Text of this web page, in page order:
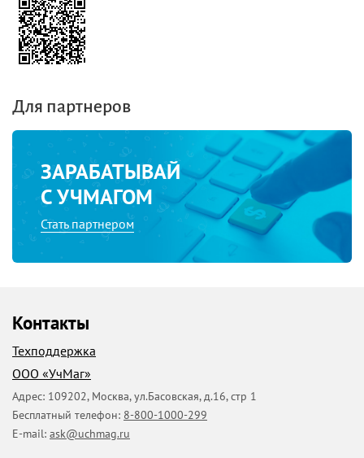
Для партнеров
ЗАРАБАТЫВАЙ
С УЧМАГОМ
Стать партнером
Контакты
Техподдержка
ООО «УчМаг»
Адрес: 109202, Москва,ул.Басовская, д.16, стр 1
Бесплатный телефон: 8-800-1000-299
E-mail: ask@uchmag.ru